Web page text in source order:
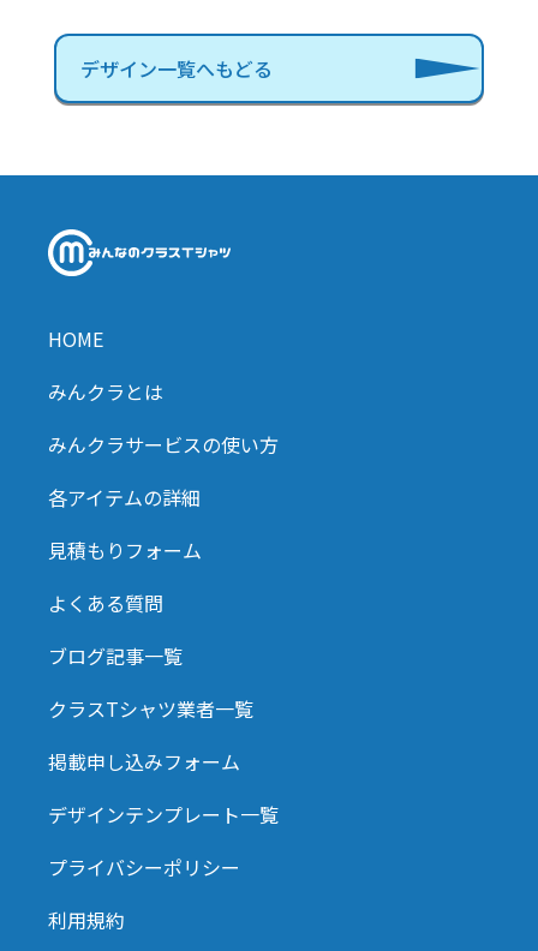
デザイン一覧へもどる
HOME
みんクラとは
みんクラサービスの使い方
各アイテムの詳細
見積もりフォーム
よくある質問
ブログ記事一覧
クラスTシャツ業者一覧
掲載申し込みフォーム
デザインテンプレート一覧
プライバシーポリシー
利用規約